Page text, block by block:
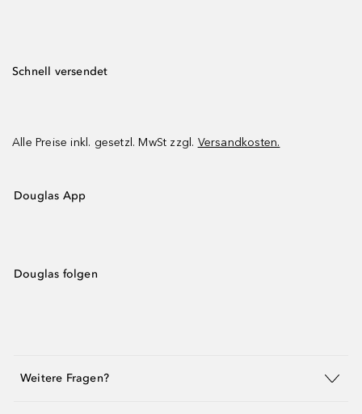
Schnell versendet
Alle Preise inkl. gesetzl. MwSt zzgl. Versandkosten.
Douglas App
Douglas folgen
Weitere Fragen?